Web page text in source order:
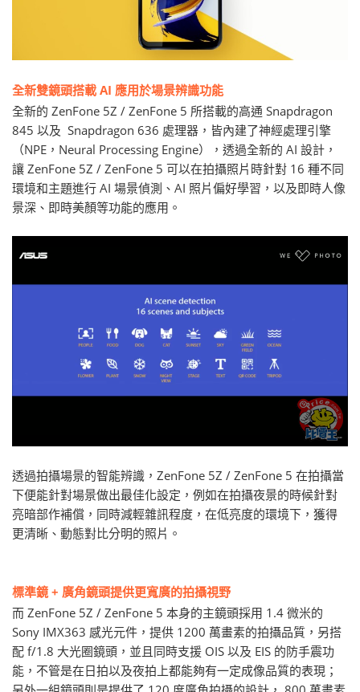
全新雙鏡頭搭載 AI 應用於場景辨識功能
全新的 ZenFone 5Z / ZenFone 5 所搭載的高通 Snapdragon
845 以及 Snapdragon 636 處理器，皆內建了神經處理引擎
（NPE，Neural Processing Engine），透過全新的 AI 設計，
讓 ZenFone 5Z / ZenFone 5 可以在拍攝照片時針對 16 種不同
環境和主題進行 AI 場景偵測、AI 照片偏好學習，以及即時人像
景深、即時美顏等功能的應用。
透過拍攝場景的智能辨識，ZenFone 5Z / ZenFone 5 在拍攝當
下便能針對場景做出最佳化設定，例如在拍攝夜景的時候針對
亮暗部作補償，同時減輕雜訊程度，在低亮度的環境下，獲得
更清晰、動態對比分明的照片。
標準鏡 + 廣角鏡頭提供更寬廣的拍攝視野
而 ZenFone 5Z / ZenFone 5 本身的主鏡頭採用 1.4 微米的
Sony IMX363 感光元件，提供 1200 萬畫素的拍攝品質，另搭
配 f/1.8 大光圈鏡頭，並且同時支援 OIS 以及 EIS 的防手震功
能，不管是在日拍以及夜拍上都能夠有一定成像品質的表現；